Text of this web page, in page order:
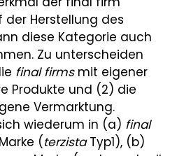
Herstellung des
diese Kategorie auch
Zu unterscheiden
final firms mit eigener
Produkte und (2) die
Vermarktung.
wiederum in (a) final
(terzistaTyp1), (b)